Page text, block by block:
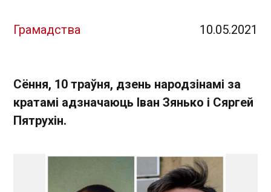
Грамадства 10.05.2021
Сёння, 10 траўня, дзень народзінамі за
кратамі адзначаюць Іван Зянько і Сяргей
Пятрухін.